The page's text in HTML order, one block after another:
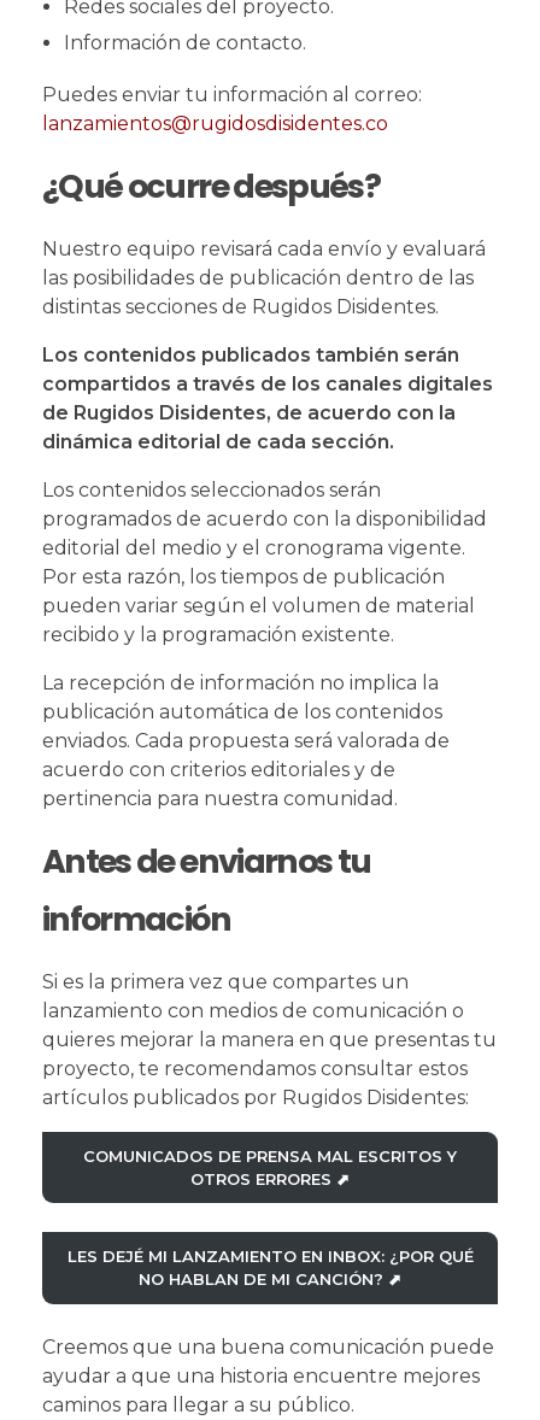
Redes sociales del proyecto.
Información de contacto.
Puedes enviar tu información al correo:
lanzamientos@rugidosdisidentes.co
¿Qué ocurre después?
Nuestro equipo revisará cada envío y evaluará
las posibilidades de publicación dentro de las
distintas secciones de Rugidos Disidentes.
Los contenidos publicados también serán
compartidos a través de los canales digitales
de Rugidos Disidentes, de acuerdo con la
dinámica editorial de cada sección.
Los contenidos seleccionados serán
programados de acuerdo con la disponibilidad
editorial del medio y el cronograma vigente.
Por esta razón, los tiempos de publicación
pueden variar según el volumen de material
recibido y la programación existente.
La recepción de información no implica la
publicación automática de los contenidos
enviados. Cada propuesta será valorada de
acuerdo con criterios editoriales y de
pertinencia para nuestra comunidad.
Antes de enviarnos tu
información
Si es la primera vez que compartes un
lanzamiento con medios de comunicación o
quieres mejorar la manera en que presentas tu
proyecto, te recomendamos consultar estos
artículos publicados por Rugidos Disidentes:
COMUNICADOS DE PRENSA MAL ESCRITOS Y
OTROS ERRORES ⬈
LES DEJÉ MI LANZAMIENTO EN INBOX: ¿POR QUÉ
NO HABLAN DE MI CANCIÓN? ⬈
Creemos que una buena comunicación puede
ayudar a que una historia encuentre mejores
caminos para llegar a su público.